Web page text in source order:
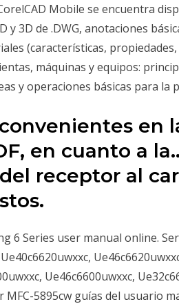
Mobile se encuentra
y 3D de .DWG, anotaciones
(características,
máquinas y equipos:
y operaciones básicas para la
en
en cuanto a
receptor al
6 Series user manual online.
Ue46c6600uwxxc,
5895cw guías del usuario